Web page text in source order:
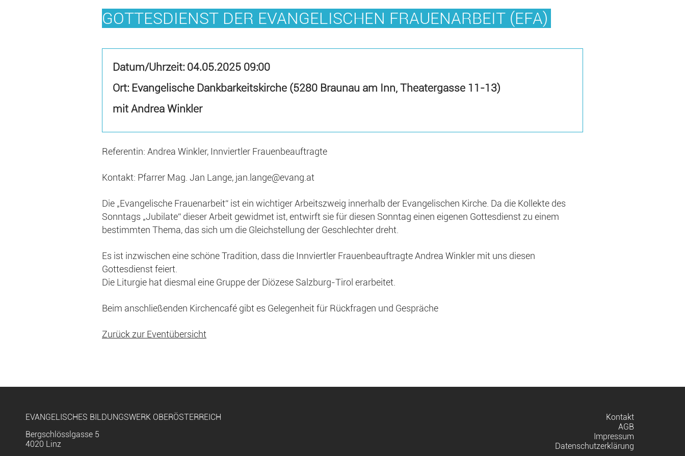
GOTTESDIENST DER EVANGELISCHEN FRAUENARBEIT (EFA)
Datum/Uhrzeit: 04.05.2025 09:00
Ort: Evangelische Dankbarkeitskirche (5280 Braunau am Inn, Theatergasse 11-13)
mit Andrea Winkler
Referentin: Andrea Winkler, Innviertler Frauenbeauftragte
Kontakt: Pfarrer Mag. Jan Lange, jan.lange@evang.at
Die „Evangelische Frauenarbeit“ ist ein wichtiger Arbeitszweig innerhalb der Evangelischen Kirche. Da die Kollekte des
Sonntags „Jubilate“ dieser Arbeit gewidmet ist, entwirft sie für diesen Sonntag einen eigenen Gottesdienst zu einem
bestimmten Thema, das sich um die Gleichstellung der Geschlechter dreht.
Es ist inzwischen eine schöne Tradition, dass die Innviertler Frauenbeauftragte Andrea Winkler mit uns diesen
Gottesdienst feiert.
Die Liturgie hat diesmal eine Gruppe der Diözese Salzburg-Tirol erarbeitet.
Beim anschließenden Kirchencafé gibt es Gelegenheit für Rückfragen und Gespräche
Zurück zur Eventübersicht
EVANGELISCHES BILDUNGSWERK OBERÖSTERREICH
Bergschlösslgasse 5
4020 Linz
Navigation
überspringen
Kontakt
AGB
Impressum
Datenschutzerklärung